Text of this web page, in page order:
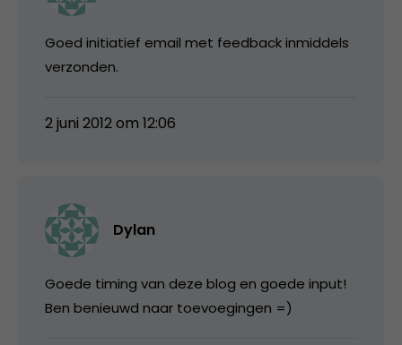
Goed initiatief email met feedback inmiddels
verzonden.
2 juni 2012 om 12:06
Dylan
Goede timing van deze blog en goede input!
Ben benieuwd naar toevoegingen =)